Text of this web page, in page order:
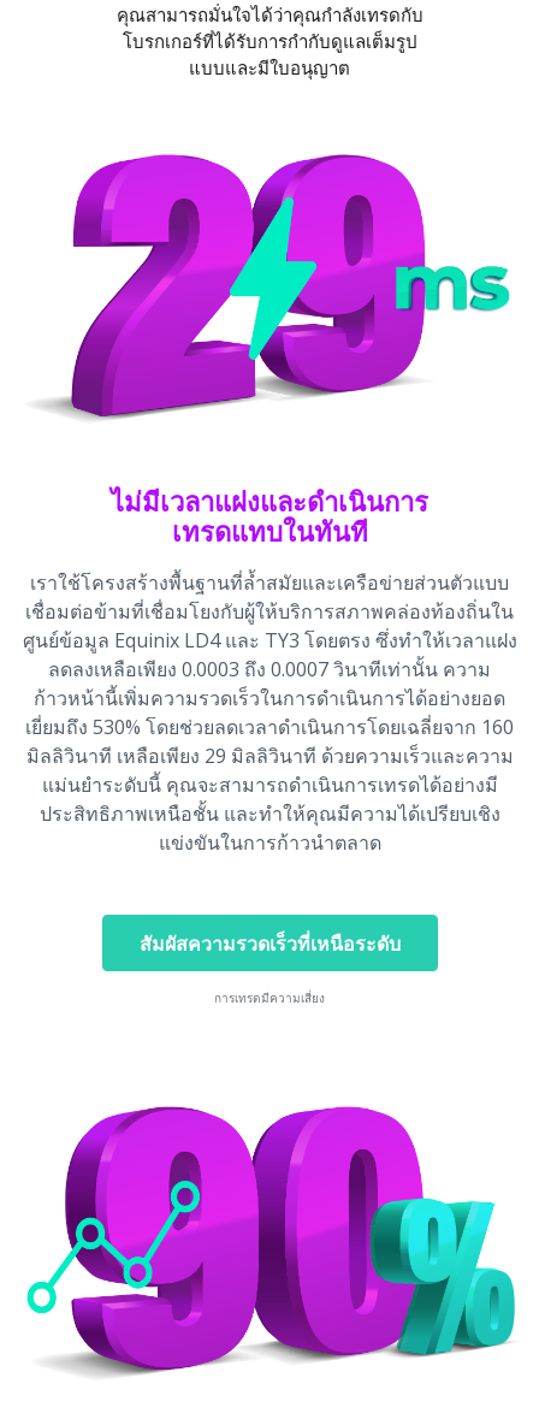
คุณสามารถมั่นใจได้ว่าคุณกำลังเทรดกับ
โบรกเกอร์ที่ได้รับการกำกับดูแลเต็มรูป
แบบและมีใบอนุญาต
ไม่มีเวลาแฝงและดำเนินการ
เทรดแทบในทันที
เราใช้โครงสร้างพื้นฐานที่ล้ำสมัยและเครือข่ายส่วนตัวแบบ
เชื่อมต่อข้ามที่เชื่อมโยงกับผู้ให้บริการสภาพคล่องท้องถิ่นใน
ศูนย์ข้อมูล Equinix LD4 และ TY3 โดยตรง ซึ่งทำให้เวลาแฝง
ลดลงเหลือเพียง 0.0003 ถึง 0.0007 วินาทีเท่านั้น ความ
ก้าวหน้านี้เพิ่มความรวดเร็วในการดำเนินการได้อย่างยอด
เยี่ยมถึง 530% โดยช่วยลดเวลาดำเนินการโดยเฉลี่ยจาก 160
มิลลิวินาที เหลือเพียง 29 มิลลิวินาที ด้วยความเร็วและความ
แม่นยำระดับนี้ คุณจะสามารถดำเนินการเทรดได้อย่างมี
ประสิทธิภาพเหนือชั้น และทำให้คุณมีความได้เปรียบเชิง
แข่งขันในการก้าวนำตลาด
สัมผัสความรวดเร็วที่เหนือระดับ
การเทรดมีความเสี่ยง